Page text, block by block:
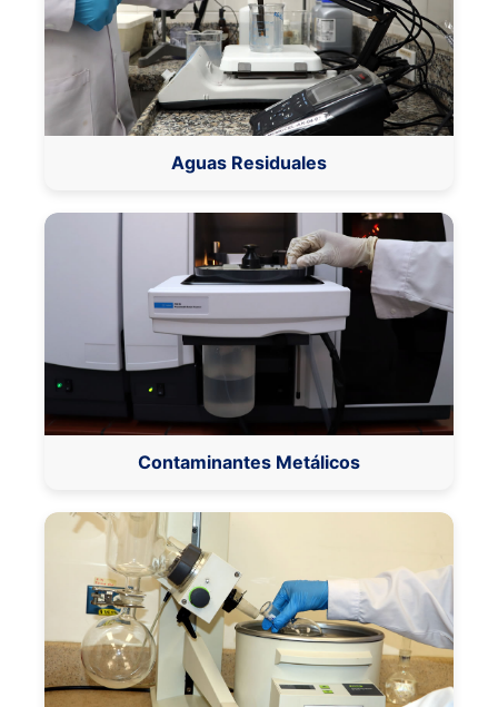
Aguas Residuales
Contaminantes Metálicos